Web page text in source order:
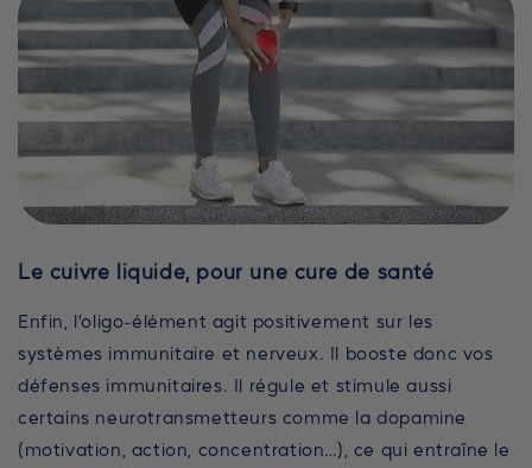
Le cuivre liquide, pour une cure de santé
Enfin, l’oligo-élément agit positivement sur les
systèmes immunitaire et nerveux. Il booste donc vos
défenses immunitaires. Il régule et stimule aussi
certains neurotransmetteurs comme la dopamine
(motivation, action, concentration…), ce qui entraîne le